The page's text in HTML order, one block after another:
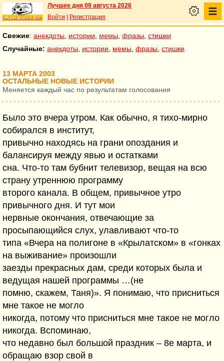
Лучшее дня 09 августа 2026
Войти
Регистрация
Свежие: анекдоты истории мемы фразы стишки
Случайные: анекдоты истории мемы фразы стишки
13 МАРТА 2003
ОСТАЛЬНЫЕ НОВЫЕ ИСТОРИИ
Меняется каждый час по результатам голосования
Было это вчера утром. Как обычно, я тихо-мирно
собирался в институт,
привычно находясь на грани опоздания и
балансируя между явью и остатками
сна. Что-то там бубнит телевизор, вещая на всю
страну утреннюю программу
второго канала. В общем, привычное утро
привычного дня. И тут мои
нервные окончания, отвечающие за
просыпающийся слух, улавливают что-то
типа «Вчера на полигоне в «Крылатском» в «гонках
на выживание» произошли
заезды прекрасных дам, среди которых была и
ведущая нашей программы …(не
помню, скажем, Таня)». Я понимаю, что присниться
мне такое не могло
никогда, потому что присниться мне такое не могло
никогда. Вспоминаю,
что недавно был большой праздник – 8е марта, и
обращаю взор свой в